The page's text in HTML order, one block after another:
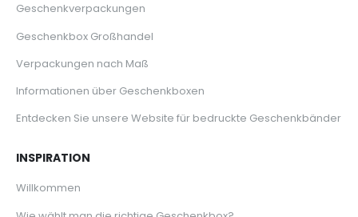
Geschenkverpackungen
Geschenkbox Großhandel
Verpackungen nach Maß
Informationen über Geschenkboxen
Entdecken Sie unsere Website für bedruckte Geschenkbänder
INSPIRATION
Willkommen